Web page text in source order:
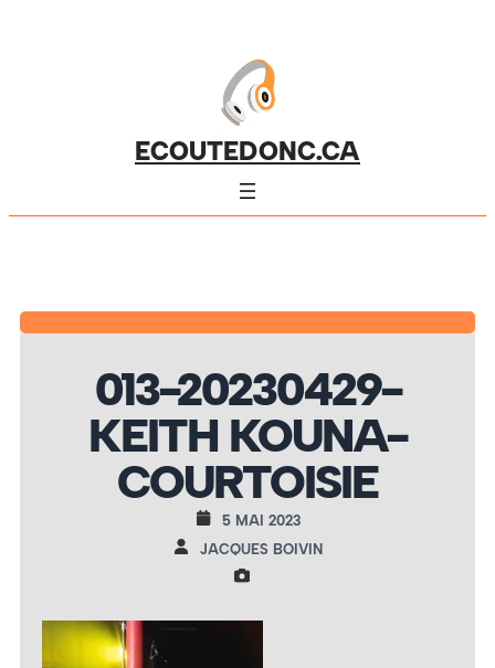
ECOUTEDONC.CA
013-20230429-
KEITH KOUNA-
COURTOISIE
5 MAI 2023
JACQUES BOIVIN